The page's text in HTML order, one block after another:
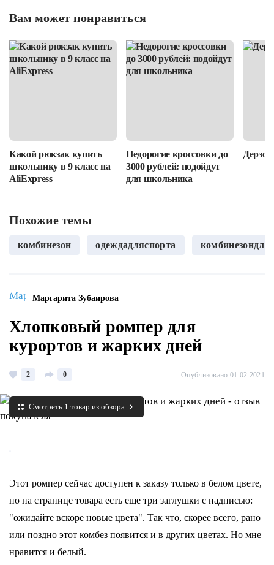
Вам может понравиться
Какой рюкзак купить
школьнику в 9 класс на
AliExpress
Недорогие кроссовки до
3000 рублей: подойдут
для школьника
Похожие темы
комбинезон одеждадляспорта
Маргарита Зубаирова
Хлопковый ромпер для
курортов и жарких дней
2 0 Опубликовано 01.02.2021
Смотреть 1 товар из обзора
Этот ромпер сейчас доступен к заказу только в белом цвете,
но на странице товара есть еще три заглушки с надписью:
"ожидайте вскоре новые цвета". Так что, скорее всего, рано
или поздно этот комбез появится и в других цветах. Но мне
нравится и белый.